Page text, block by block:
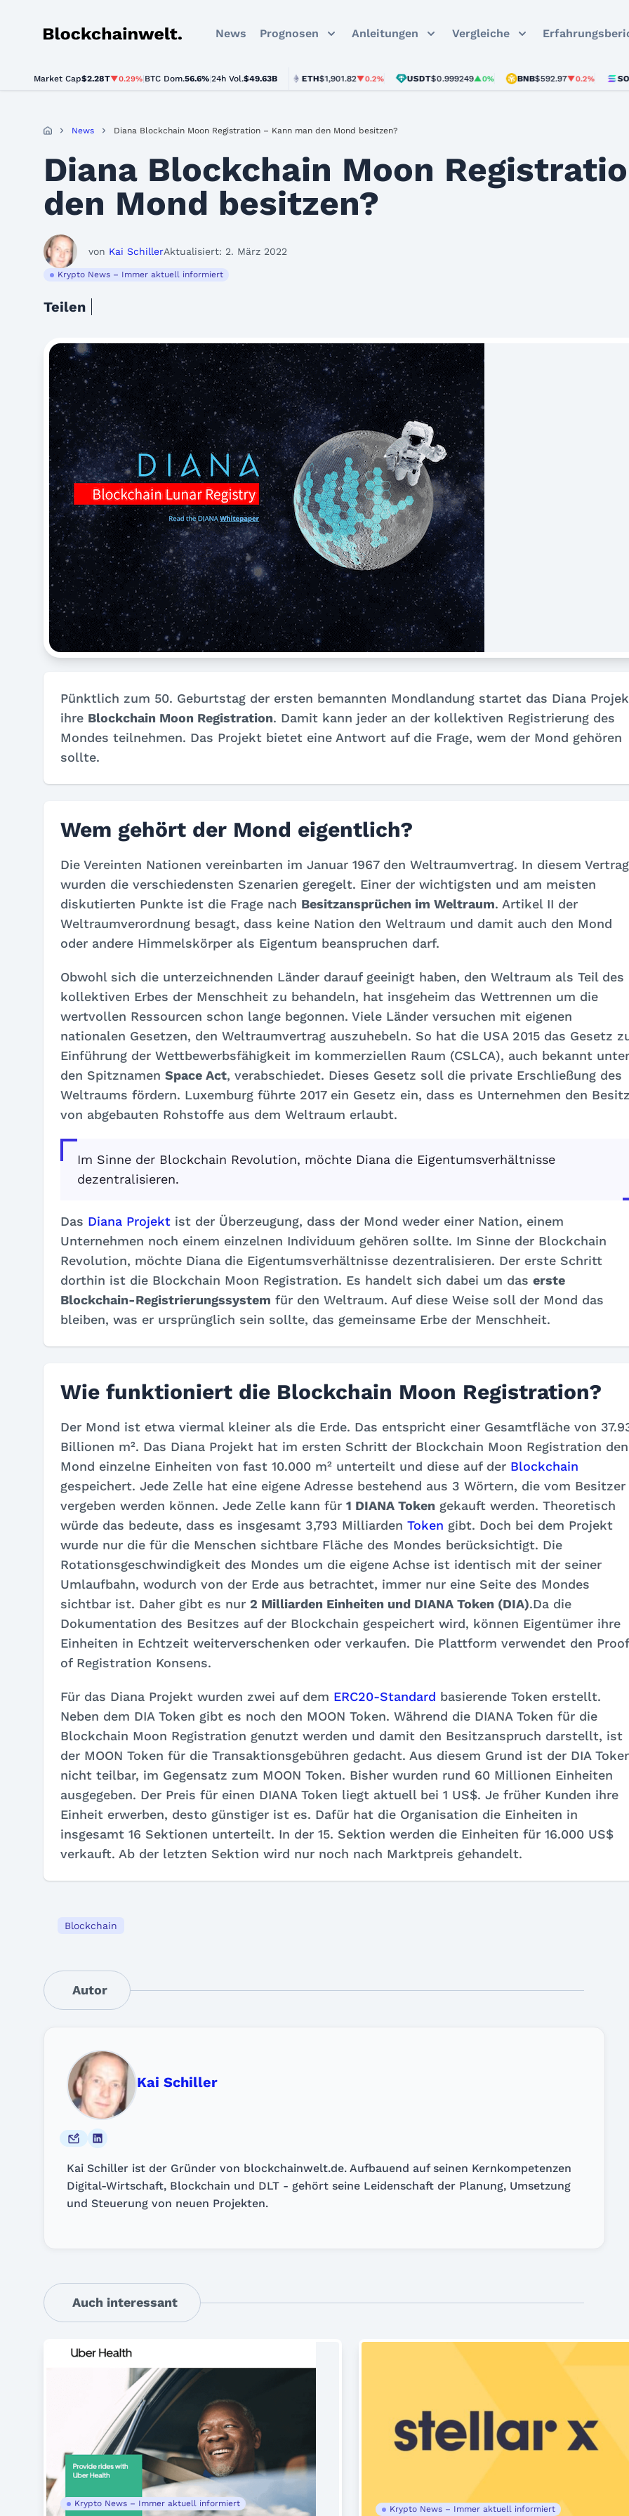
Blockchainwelt News Prognosen Anleitungen Vergleiche
Market Cap$2.28T▼0.29% BTC Dom.56.6% 24h Vol.$49.63B
BTC$64,302.00▼0.5% ETH $1,901.82▼0.2% USDT$0.999249▲0% BNB$592.97▼0.2% SOL
News Diana Blockchain Moon Registration – Kann man den Mond besitzen?
Diana Blockchain Moon
den Mond besitzen?
von Kai SchillerAktualisiert: 2. März 2022
Krypto News – Immer aktuell informiert
Teilen
Pünktlich zum 50. Geburtstag der ersten bemannten Mondlandung startet das Diana
ihre Blockchain Moon Registration. Damit kann jeder an der kollektiven Registrierung des
Mondes teilnehmen. Das Projekt bietet eine Antwort auf die Frage, wem der Mond gehören
sollte.
Wem gehört der Mond eigentlich?
Die Vereinten Nationen vereinbarten im Januar 1967 den Weltraumvertrag. In diesem Vertrag
wurden die verschiedensten Szenarien geregelt. Einer der wichtigsten und am meisten
diskutierten Punkte ist die Frage nach Besitzansprüchen im Weltraum. Artikel II der
Weltraumverordnung besagt, dass keine Nation den Weltraum und damit auch den Mond
oder andere Himmelskörper als Eigentum beanspruchen darf.
Obwohl sich die unterzeichnenden Länder darauf geeinigt haben, den Weltraum als Teil des
kollektiven Erbes der Menschheit zu behandeln, hat insgeheim das Wettrennen um die
wertvollen Ressourcen schon lange begonnen. Viele Länder versuchen mit eigenen
nationalen Gesetzen, den Weltraumvertrag auszuhebeln. So hat die USA 2015 das Gesetz
Einführung der Wettbewerbsfähigkeit im kommerziellen Raum (CSLCA), auch bekannt unter
den Spitznamen Space Act, verabschiedet. Dieses Gesetz soll die private Erschließung des
Weltraums fördern. Luxemburg führte 2017 ein Gesetz ein, dass es Unternehmen den
von abgebauten Rohstoffe aus dem Weltraum erlaubt.
Im Sinne der Blockchain Revolution, möchte Diana die Eigentumsverhältnisse
dezentralisieren.
Das Diana Projekt ist der Überzeugung, dass der Mond weder einer Nation, einem
Unternehmen noch einem einzelnen Individuum gehören sollte. Im Sinne der Blockchain
Revolution, möchte Diana die Eigentumsverhältnisse dezentralisieren. Der erste Schritt
dorthin ist die Blockchain Moon Registration. Es handelt sich dabei um das erste
Blockchain-Registrierungssystem für den Weltraum. Auf diese Weise soll der Mond das
bleiben, was er ursprünglich sein sollte, das gemeinsame Erbe der Menschheit.
Wie funktioniert die Blockchain Moon Registration?
Der Mond ist etwa viermal kleiner als die Erde. Das entspricht einer Gesamtfläche von
Billionen m². Das Diana Projekt hat im ersten Schritt der Blockchain Moon Registration den
Mond einzelne Einheiten von fast 10.000 m² unterteilt und diese auf der Blockchain
gespeichert. Jede Zelle hat eine eigene Adresse bestehend aus 3 Wörtern, die vom Besitzer
vergeben werden können. Jede Zelle kann für 1 DIANA Token gekauft werden. Theoretisch
würde das bedeute, dass es insgesamt 3,793 Milliarden Token gibt. Doch bei dem Projekt
wurde nur die für die Menschen sichtbare Fläche des Mondes berücksichtigt. Die
Rotationsgeschwindigkeit des Mondes um die eigene Achse ist identisch mit der seiner
Umlaufbahn, wodurch von der Erde aus betrachtet, immer nur eine Seite des Mondes
sichtbar ist. Daher gibt es nur 2 Milliarden Einheiten und DIANA Token (DIA).Da die
Dokumentation des Besitzes auf der Blockchain gespeichert wird, können Eigentümer ihre
Einheiten in Echtzeit weiterverschenken oder verkaufen. Die Plattform verwendet den Proof
of Registration Konsens.
Für das Diana Projekt wurden zwei auf dem ERC20-Standard basierende Token erstellt.
Neben dem DIA Token gibt es noch den MOON Token. Während die DIANA Token für die
Blockchain Moon Registration genutzt werden und damit den Besitzanspruch darstellt, ist
der MOON Token für die Transaktionsgebühren gedacht. Aus diesem Grund ist der DIA
nicht teilbar, im Gegensatz zum MOON Token. Bisher wurden rund 60 Millionen Einheiten
ausgegeben. Der Preis für einen DIANA Token liegt aktuell bei 1 US$. Je früher Kunden ihre
Einheit erwerben, desto günstiger ist es. Dafür hat die Organisation die Einheiten in
insgesamt 16 Sektionen unterteilt. In der 15. Sektion werden die Einheiten für 16.000 US$
verkauft. Ab der letzten Sektion wird nur noch nach Marktpreis gehandelt.
Blockchain
Autor
Kai Schiller
Kai Schiller ist der Gründer von blockchainwelt.de. Aufbauend auf seinen Kernkompetenzen
Digital-Wirtschaft, Blockchain und DLT - gehört seine Leidenschaft der Planung, Umsetzung
und Steuerung von neuen Projekten.
Auch interessant
Krypto News – Immer aktuell informiert
Krypto News – Immer aktuell informiert